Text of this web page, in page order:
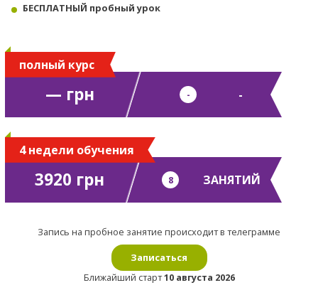
БЕСПЛАТНЫЙ пробный урок
— грн - -
полный курс
3920 грн 8 ЗАНЯТИЙ
4 недели обучения
Запись на пробное занятие происходит в телеграмме
Записаться
Ближайший старт10 августа 2026